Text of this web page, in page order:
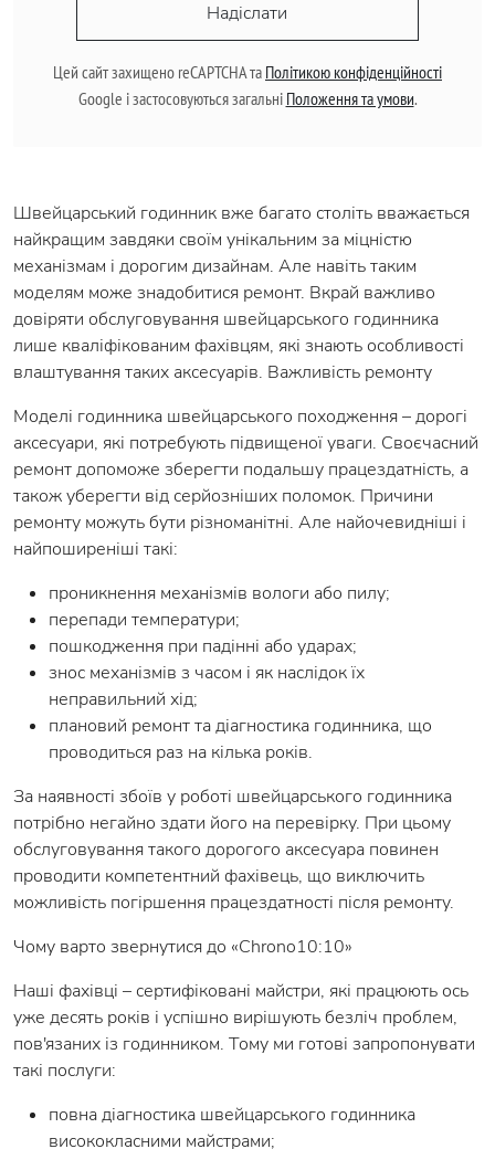
Надіслати
Цей сайт захищено reCAPTCHA та Політикою конфіденційності
Google і застосовуються загальні Положення та умови.
Швейцарський годинник вже багато століть вважається
найкращим завдяки своїм унікальним за міцністю
механізмам і дорогим дизайнам. Але навіть таким
моделям може знадобитися ремонт. Вкрай важливо
довіряти обслуговування швейцарського годинника
лише кваліфікованим фахівцям, які знають особливості
влаштування таких аксесуарів. Важливість ремонту
Моделі годинника швейцарського походження – дорогі
аксесуари, які потребують підвищеної уваги. Своєчасний
ремонт допоможе зберегти подальшу працездатність, а
також уберегти від серйозніших поломок. Причини
ремонту можуть бути різноманітні. Але найочевидніші і
найпоширеніші такі:
проникнення механізмів вологи або пилу;
перепади температури;
пошкодження при падінні або ударах;
знос механізмів з часом і як наслідок їх
неправильний хід;
плановий ремонт та діагностика годинника, що
проводиться раз на кілька років.
За наявності збоїв у роботі швейцарського годинника
потрібно негайно здати його на перевірку. При цьому
обслуговування такого дорогого аксесуара повинен
проводити компетентний фахівець, що виключить
можливість погіршення працездатності після ремонту.
Чому варто звернутися до «Chrono10:10»
Наші фахівці – сертифіковані майстри, які працюють ось
уже десять років і успішно вирішують безліч проблем,
пов'язаних із годинником. Тому ми готові запропонувати
такі послуги:
повна діагностика швейцарського годинника
висококласними майстрами;